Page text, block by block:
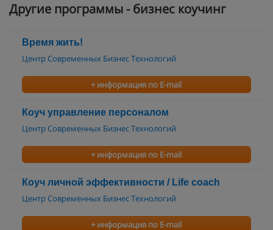
Другие программы - бизнес коучинг
Время жить!
Центр Современных Бизнес Технологий
+ информация по E-mail
Коуч управление персоналом
Центр Современных Бизнес Технологий
+ информация по E-mail
Коуч личной эффективности / Life coach
Центр Современных Бизнес Технологий
+ информация по E-mail